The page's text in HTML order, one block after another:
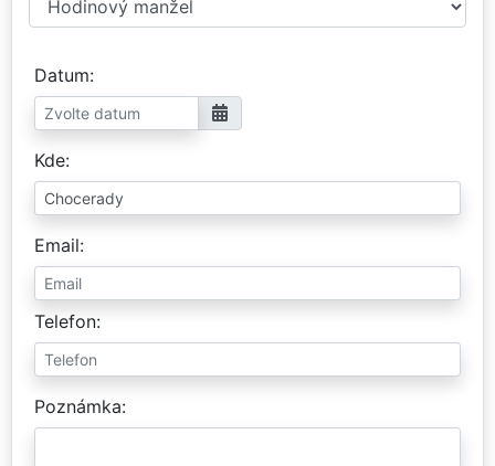
Datum
Kde
Email
Telefon
Poznámka